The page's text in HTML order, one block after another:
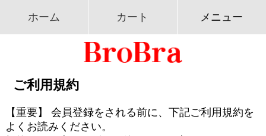
ホーム カート メニュー
ご利用規約
【重要】 会員登録をされる前に、下記ご利用規約を
よくお読みください。